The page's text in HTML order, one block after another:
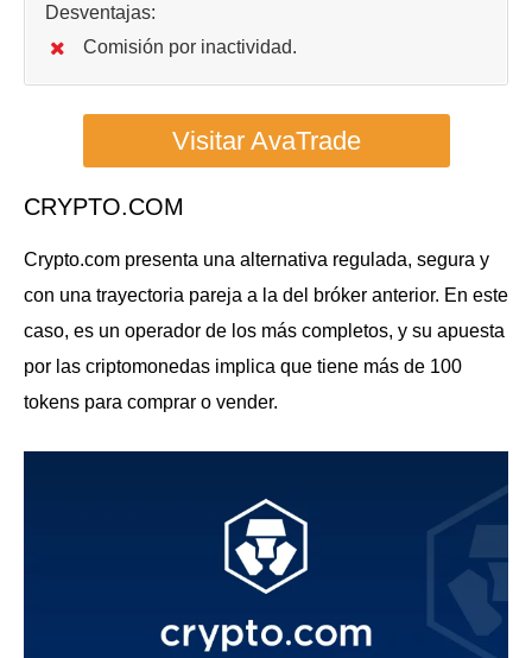
Desventajas:
Comisión por inactividad.
Visitar AvaTrade
CRYPTO.COM
Crypto.com presenta una alternativa regulada, segura y
con una trayectoria pareja a la del bróker anterior. En este
caso, es un operador de los más completos, y su apuesta
por las criptomonedas implica que tiene más de 100
tokens para comprar o vender.